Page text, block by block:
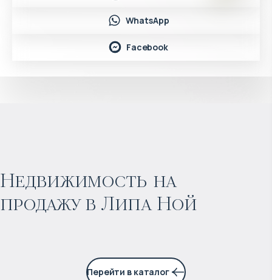
WhatsApp
Facebook
Недвижимость на
продажу в Липа Ной
Прогнозируемый доход:
5% годовых
Перейти в каталог